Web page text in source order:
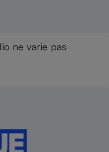
ne varie pas